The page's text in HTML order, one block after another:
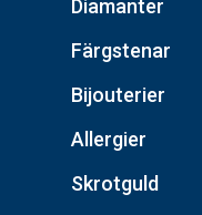
Diamanter
Färgstenar
Bijouterier
Allergier
Skrotguld